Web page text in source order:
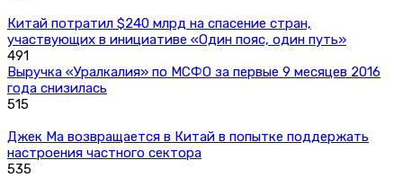
Китай потратил $240 млрд на спасение стран,
участвующих в инициативе «Один пояс, один путь»
491
Выручка «Уралкалия» по МСФО за первые 9 месяцев 2016
года снизилась
515
Джек Ма возвращается в Китай в попытке поддержать
настроения частного сектора
535